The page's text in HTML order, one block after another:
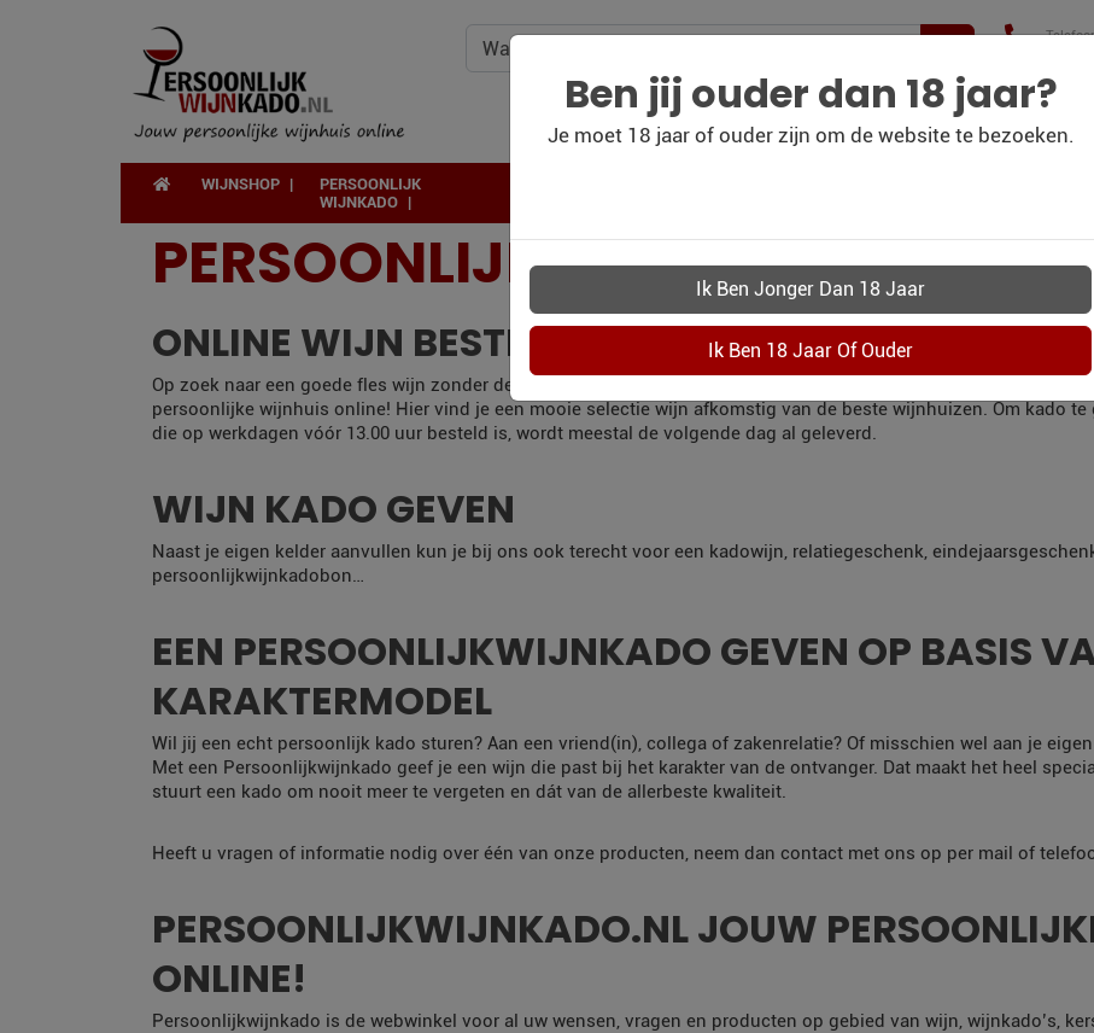
210
WIJNSHOP
PERSOONLIJK
WIJNKADO
Ben jij ouder dan 18 jaar?
Je moet 18 jaar of ouder zijn om de website te bezoeken.
PERSOONLIJKWIJNKADO
ONLINE WIJN BESTELLEN
Op zoek naar een goede fles wijn zonder de deur uit te gaan in Dordrecht en die binnen 24 uur aan huis
persoonlijke wijnhuis online! Hier vind je een mooie selectie wijn afkomstig van de beste wijnhuizen. Om kado
die op werkdagen vóór 13.00 uur besteld is, wordt meestal de volgende dag al geleverd.
WIJN KADO GEVEN
Naast je eigen kelder aanvullen kun je bij ons ook terecht voor een kadowijn, relatiegeschenk,
persoonlijkwijnkadobon…
EEN PERSOONLIJKWIJNKADO GEVEN OP BASIS
KARAKTERMODEL
Wil jij een echt persoonlijk kado sturen? Aan een vriend(in), collega of zakenrelatie? Of misschien wel aan je
Met een Persoonlijkwijnkado geef je een wijn die past bij het karakter van de ontvanger. Dat maakt het heel
stuurt een kado om nooit meer te vergeten en dát van de allerbeste kwaliteit.
Heeft u vragen of informatie nodig over één van onze producten, neem dan contact met ons op per mail of
PERSOONLIJKWIJNKADO.NL JOUW
ONLINE!
Persoonlijkwijnkado is de webwinkel voor al uw wensen, vragen en producten op gebied van wijn, wijnkado’s,